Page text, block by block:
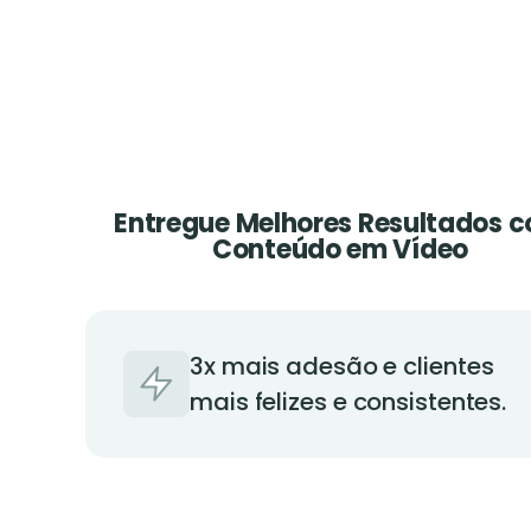
Entregue Melhores Resultados
Conteúdo em Vídeo
3x mais adesão e clientes
mais felizes e consistentes.